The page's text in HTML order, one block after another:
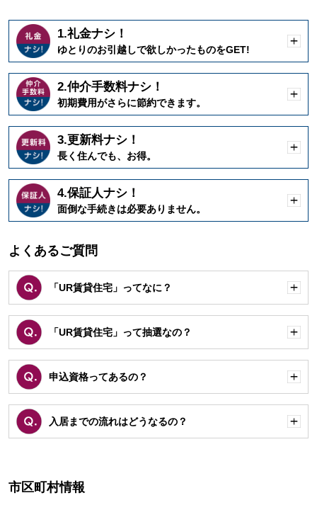
1.礼金ナシ！
ゆとりのお引越しで欲しかったものをGET!
く
2.仲介手数料ナシ！
初期費用がさらに節約できます。
く
3.更新料ナシ！
長く住んでも、お得。
く
4.保証人ナシ！
面倒な手続きは必要ありません。
く
よくあるご質問
「UR賃貸住宅」ってなに？
く
「UR賃貸住宅」って抽選なの？
く
申込資格ってあるの？
く
入居までの流れはどうなるの？
く
市区町村情報